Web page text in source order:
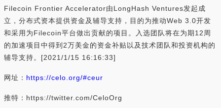
Filecoin Frontier Accelerator由LongHash Ventures发起成
立，分布式资本提供资金及辅导支持，目的为推动Web 3.0开发
和采用为Filecoin平台做出贡献的项目。入选团队将在为期12周
的加速项目中得到2万美金的资金补贴以及技术团队和投资机构的
辅导支持。[2021/1/15 16:16:33]
网址： https://celo.org/#ceur
推特：https://twitter.com/CeloOrg